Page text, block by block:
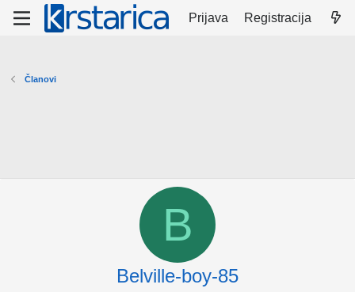
Prijava Registracija
Članovi
B
Belville-boy-85